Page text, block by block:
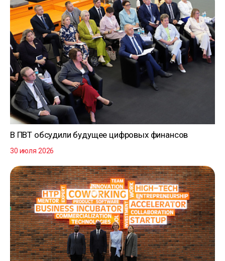
В ПВТ обсудили будущее цифровых финансов
30 июля 2026